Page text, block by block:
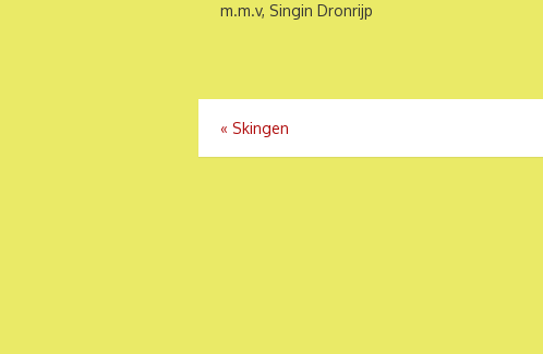
m.m.v, Singin Dronrijp
Bericht
navigatie
« Skingen